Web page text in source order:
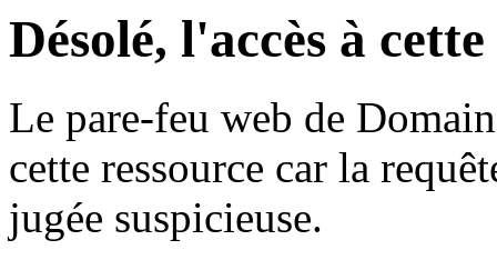
Désolé, l'accès à
Le pare-feu web de
cette ressource car la
jugée suspicieuse.